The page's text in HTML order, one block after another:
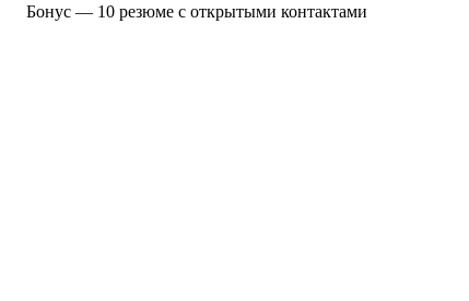
Бонус — 10 резюме с открытыми контактами